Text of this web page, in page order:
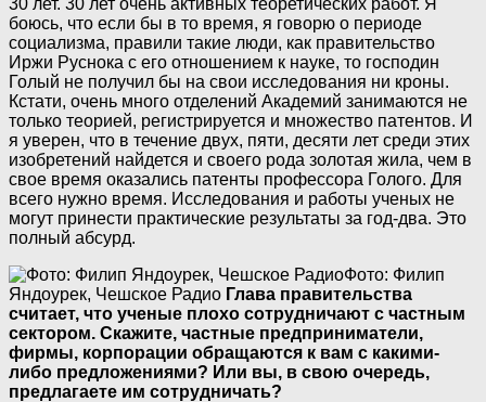
боюсь, что если бы в то время, я говорю о периоде
социализма, правили такие люди, как правительство
Иржи Руснока с его отношением к науке, то господин
Голый не получил бы на свои исследования ни кроны.
Кстати, очень много отделений Академий занимаются не
только теорией, регистрируется и множество патентов. И
я уверен, что в течение двух, пяти, десяти лет среди этих
изобретений найдется и своего рода золотая жила, чем в
свое время оказались патенты профессора Голого. Для
всего нужно время. Исследования и работы ученых не
могут принести практические результаты за год-два. Это
полный абсурд.
Фото: Филип
Яндоурек, Чешское Радио Глава правительства
считает, что ученые плохо сотрудничают с частным
сектором. Скажите, частные предприниматели,
фирмы, корпорации обращаются к вам с какими-
либо предложениями? Или вы, в свою очередь,
предлагаете им сотрудничать?